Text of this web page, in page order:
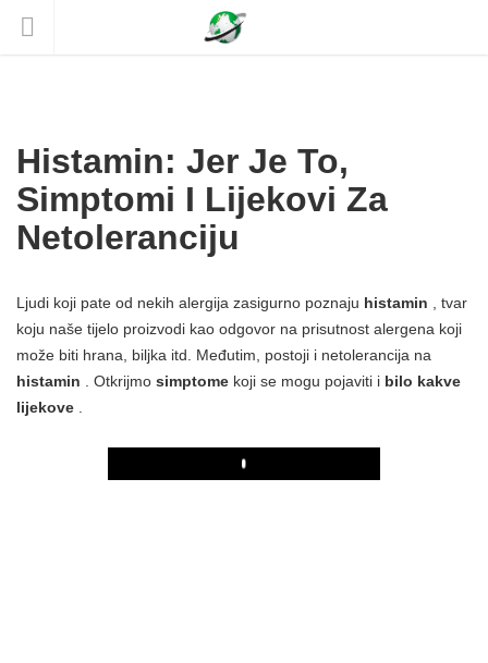
Histamin: Jer Je To,
Simptomi I Lijekovi Za
Netoleranciju
Ljudi koji pate od nekih alergija zasigurno poznaju histamin , tvar
koju naše tijelo proizvodi kao odgovor na prisutnost alergena koji
može biti hrana, biljka itd. Međutim, postoji i netolerancija na
histamin . Otkrijmo simptome koji se mogu pojaviti i bilo kakve
lijekove
Play